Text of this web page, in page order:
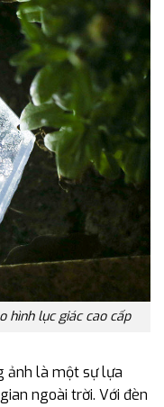
hình lục giác cao cấp
ảnh là một sự lựa
ngoài trời. Với đèn